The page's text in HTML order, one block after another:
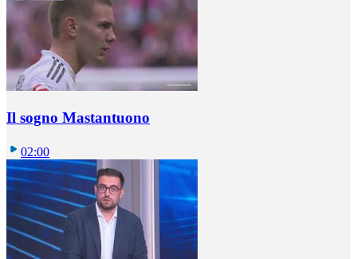
Il sogno Mastantuono
02:00